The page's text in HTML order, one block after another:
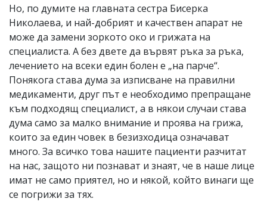
Но, по думите на главната сестра Бисерка
Николаева, и най-добрият и качествен апарат не
може да замени зоркото око и грижата на
специалиста. А без двете да вървят ръка за ръка,
лечението на всеки един болен е „на парче“.
Понякога става дума за изписване на правилни
медикаменти, друг път е необходимо препращане
към подходящ специалист, а в някои случаи става
дума само за малко внимание и проява на грижа,
които за един човек в безизходица означават
много. За всичко това нашите пациенти разчитат
на нас, защото ни познават и знаят, че в наше лице
имат не само приятел, но и някой, който винаги ще
се погрижи за тях.